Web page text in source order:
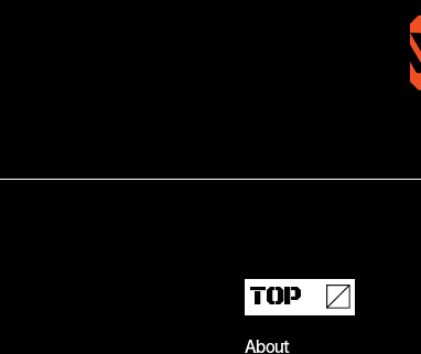
TOP
About